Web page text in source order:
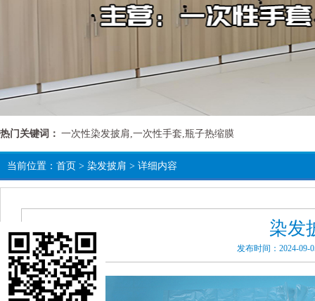
热门关键词： 一次性染发披肩,一次性手套,瓶子热缩膜
当前位置： 首页 > 染发披肩 > 详细内容
染发
发布时间：2024-